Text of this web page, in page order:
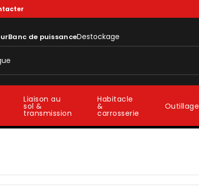
Banc de puissanceDestockage
Liaison au
sol &
transmission
Habitacle
&
carrosserie
Outillage